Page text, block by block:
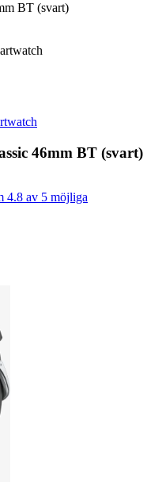
BT (svart)
46mm BT (svart)
4.8 av 5 möjliga